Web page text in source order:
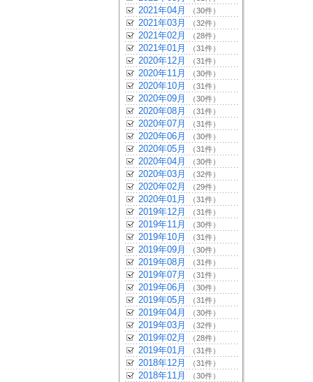
2021年04月 （30件）
2021年03月 （32件）
2021年02月 （28件）
2021年01月 （31件）
2020年12月 （31件）
2020年11月 （30件）
2020年10月 （31件）
2020年09月 （30件）
2020年08月 （31件）
2020年07月 （31件）
2020年06月 （30件）
2020年05月 （31件）
2020年04月 （30件）
2020年03月 （32件）
2020年02月 （29件）
2020年01月 （31件）
2019年12月 （31件）
2019年11月 （30件）
2019年10月 （31件）
2019年09月 （30件）
2019年08月 （31件）
2019年07月 （31件）
2019年06月 （30件）
2019年05月 （31件）
2019年04月 （30件）
2019年03月 （32件）
2019年02月 （28件）
2019年01月 （31件）
2018年12月 （31件）
2018年11月 （30件）